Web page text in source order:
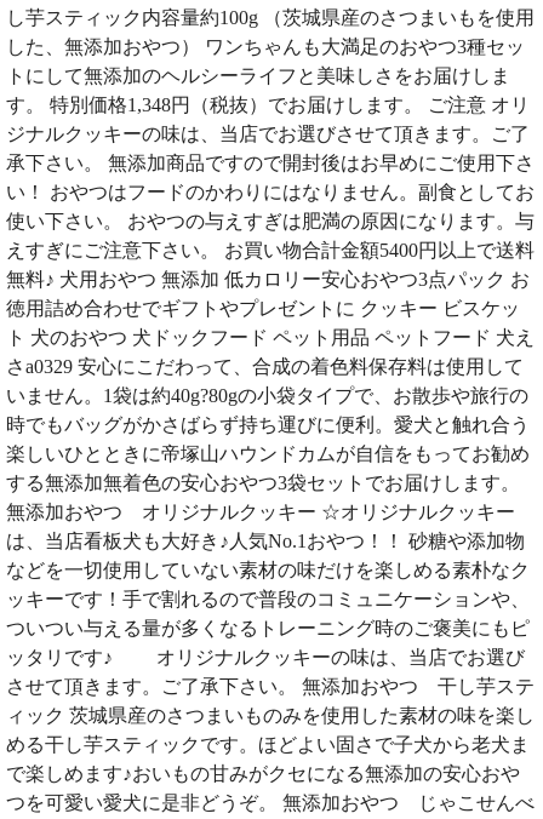
し芋スティック内容量約100g （茨城県産のさつまいもを使用
した、無添加おやつ） ワンちゃんも大満足のおやつ3種セッ
トにして無添加のヘルシーライフと美味しさをお届けしま
す。 特別価格1,348円（税抜）でお届けします。 ご注意 オリ
ジナルクッキーの味は、当店でお選びさせて頂きます。ご了
承下さい。 無添加商品ですので開封後はお早めにご使用下さ
い！ おやつはフードのかわりにはなりません。副食としてお
使い下さい。 おやつの与えすぎは肥満の原因になります。与
えすぎにご注意下さい。 お買い物合計金額5400円以上で送料
無料♪ 犬用おやつ 無添加 低カロリー安心おやつ3点パック お
徳用詰め合わせでギフトやプレゼントに クッキー ビスケッ
ト 犬のおやつ 犬ドックフード ペット用品 ペットフード 犬え
さa0329 安心にこだわって、合成の着色料保存料は使用して
いません。1袋は約40g?80gの小袋タイプで、お散歩や旅行の
時でもバッグがかさばらず持ち運びに便利。愛犬と触れ合う
楽しいひとときに帝塚山ハウンドカムが自信をもってお勧め
する無添加無着色の安心おやつ3袋セットでお届けします。
無添加おやつ オリジナルクッキー ☆オリジナルクッキー
は、当店看板犬も大好き♪人気No.1おやつ！！ 砂糖や添加物
などを一切使用していない素材の味だけを楽しめる素朴なク
ッキーです！手で割れるので普段のコミュニケーションや、
ついつい与える量が多くなるトレーニング時のご褒美にもピ
ッタリです♪ オリジナルクッキーの味は、当店でお選び
させて頂きます。ご了承下さい。 無添加おやつ 干し芋ステ
ィック 茨城県産のさつまいものみを使用した素材の味を楽し
める干し芋スティックです。ほどよい固さで子犬から老犬ま
で楽しめます♪おいもの甘みがクセになる無添加の安心おや
つを可愛い愛犬に是非どうぞ。 無添加おやつ じゃこせんべ